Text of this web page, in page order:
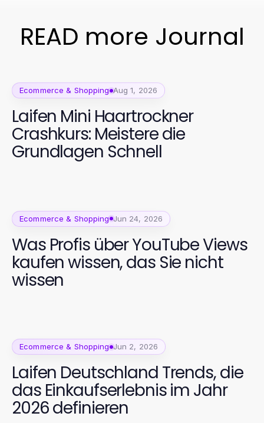
READ more Journal
Ecommerce & Shopping Aug 1, 2026
Laifen Mini Haartrockner
Crashkurs: Meistere die
Grundlagen Schnell
Ecommerce & Shopping Jun 24, 2026
Was Profis über YouTube Views
kaufen wissen, das Sie nicht
wissen
Ecommerce & Shopping Jun 2, 2026
Laifen Deutschland Trends, die
das Einkaufserlebnis im Jahr
2026 definieren